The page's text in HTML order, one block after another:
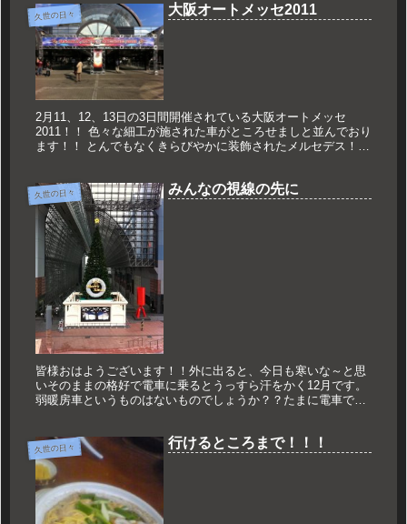
久世の日々 大阪オートメッセ2011
2月11、12、13日の3日間開催されている大阪オートメッセ
2011！！ 色々な細工が施された車がところせましと並んでおり
ます！！ とんでもなくきらびやかに装飾されたメルセデス！！
久世の日々 みんなの視線の先に
皆様おはようございます！！外に出ると、今日も寒いな～と思
いそのままの格好で電車に乗るとうっすら汗をかく12月です。
弱暖房車というものはないものでしょうか？？たまに電車で見
久世の日々 行けるところまで！！！